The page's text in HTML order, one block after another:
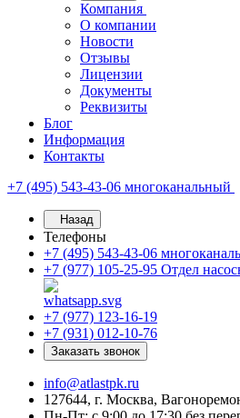
Компания
О компании
Новости
Отзывы
Лицензии
Документы
Реквизиты
Блог
Информация
Контакты
+7 (495) 543-43-06 многоканальный
Назад
Телефоны
+7 (495) 543-43-06
+7 (977) 105-25-95 Отдел
+7 (977) 123-16-19
+7 (931) 012-10-76
Заказать звонок
info@atlastpk.ru
127644, г. Москва,